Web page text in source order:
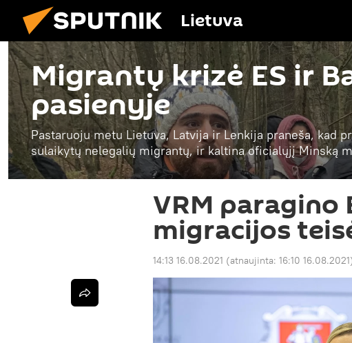
Lietuva
Migrantų krizė ES ir
pasienyje
Pastaruoju metu Lietuva, Latvija ir Lenkija praneša, kad
sulaikytų nelegalių migrantų, ir kaltina oficialųjį Minską
VRM paragino
migracijos
14:13 16.08.2021 (atnaujinta: 16:10 16.08.2021